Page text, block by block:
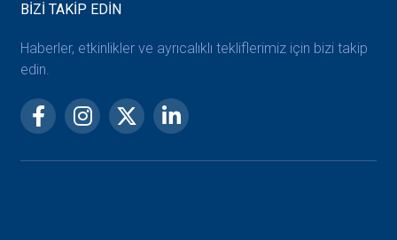
BİZİ TAKİP EDİN
Haberler, etkinlikler ve ayrıcalıklı tekliflerimiz için bizi takip
edin.